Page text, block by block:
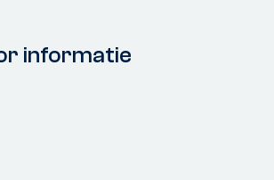
informatie